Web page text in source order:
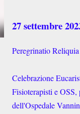
27 settembre
Peregrinatio
Celebrazione
Fisioterapisti e
dell'Ospedale